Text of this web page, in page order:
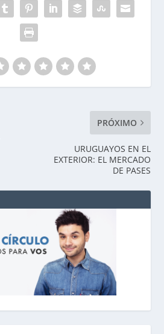
PRÓXIMO
URUGUAYOS EN EL
EXTERIOR: EL MERCADO
DE PASES